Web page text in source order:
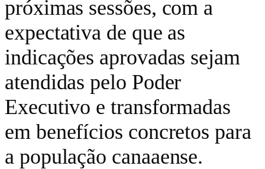
próximas sessões, com a
expectativa de que as
indicações aprovadas sejam
atendidas pelo Poder
Executivo e transformadas
em benefícios concretos para
a população canaaense.